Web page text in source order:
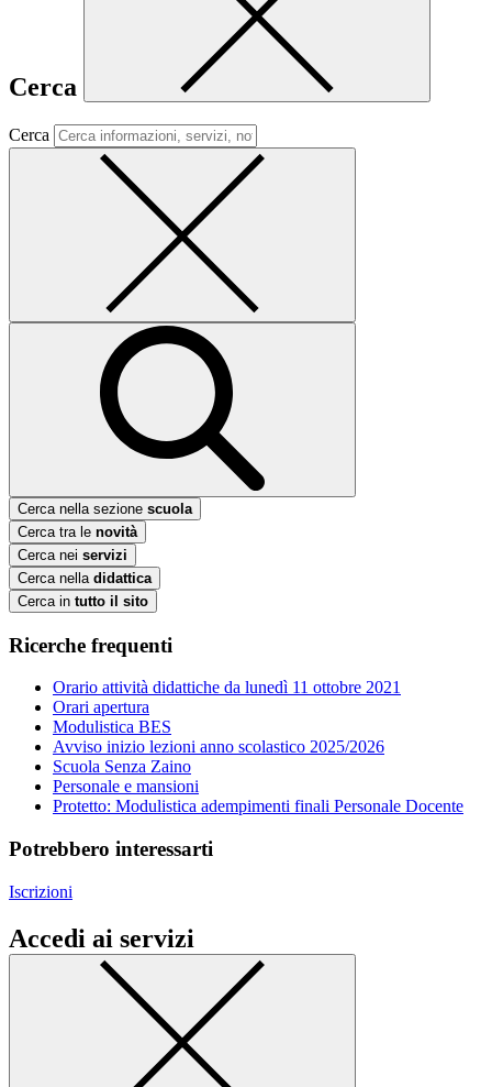
Cerca
Cerca
Cerca nella sezione scuola
Cerca tra le novità
Cerca nei servizi
Cerca nella didattica
Cerca in tutto il sito
Ricerche frequenti
Orario attività didattiche da lunedì 11 ottobre 2021
Orari apertura
Modulistica BES
Avviso inizio lezioni anno scolastico 2025/2026
Scuola Senza Zaino
Personale e mansioni
Protetto: Modulistica adempimenti finali Personale Docente
Potrebbero interessarti
Iscrizioni
Accedi ai servizi